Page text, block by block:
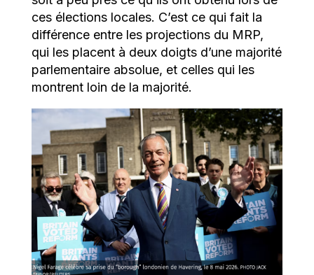
ces élections locales. C’est ce qui fait la
différence entre les projections du MRP,
qui les placent à deux doigts d’une majorité
parlementaire absolue, et celles qui les
montrent loin de la majorité.